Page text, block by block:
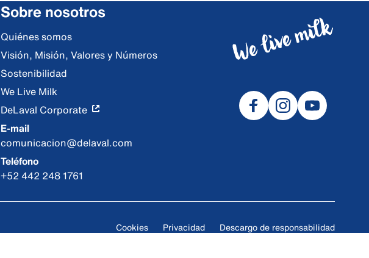
Sobre nosotros
Quiénes somos
Visión, Misión, Valores y Números
Sostenibilidad
We Live Milk
DeLaval Corporate
E-mail
comunicacion@delaval.com
Teléfono
+52 442 248 1761
Cookies Privacidad Descargo de responsabilidad